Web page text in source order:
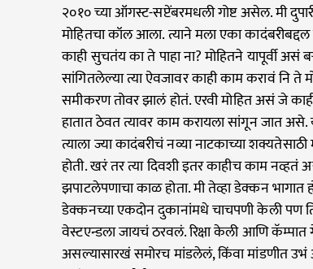
२०१० च्या ऑगस्ट-सप्टेंबरमधली गोष्ट असेल. मी
मोहितचा कॉल आला. त्याने मला एका
काही सुचतंय का ते पाहा ना? मोहितने यापूर्वी असं
सांगितलेल्या त्या ऐवजावर काही काम करावं नि
समीकरण तोवर झालं होतं. एरवी मोहित असं जे
हातात ठेवत त्यावर काम करायला सांगून जात असे.
त्याला ज्या कादंबरीचं नव्या नाटकाच्या
होती. खरं तर त्या दिवशी इतर काहीच काम
झपाटलेपणाचा काळ होता. मी तेव्हा डेक्कन
डेक्कनच्या एकदोन दुकानांमधे चाचपणी केली पण
वेस्टएन्डला जायचं ठरवलं. रिक्षा केली आणि
असल्यासारखं समोरच मांडलेलं, किंवा मांडणीत